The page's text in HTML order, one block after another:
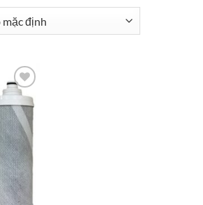
vào
thiết bị
máy lọc
trực
tại vòi
Cleansui
thích